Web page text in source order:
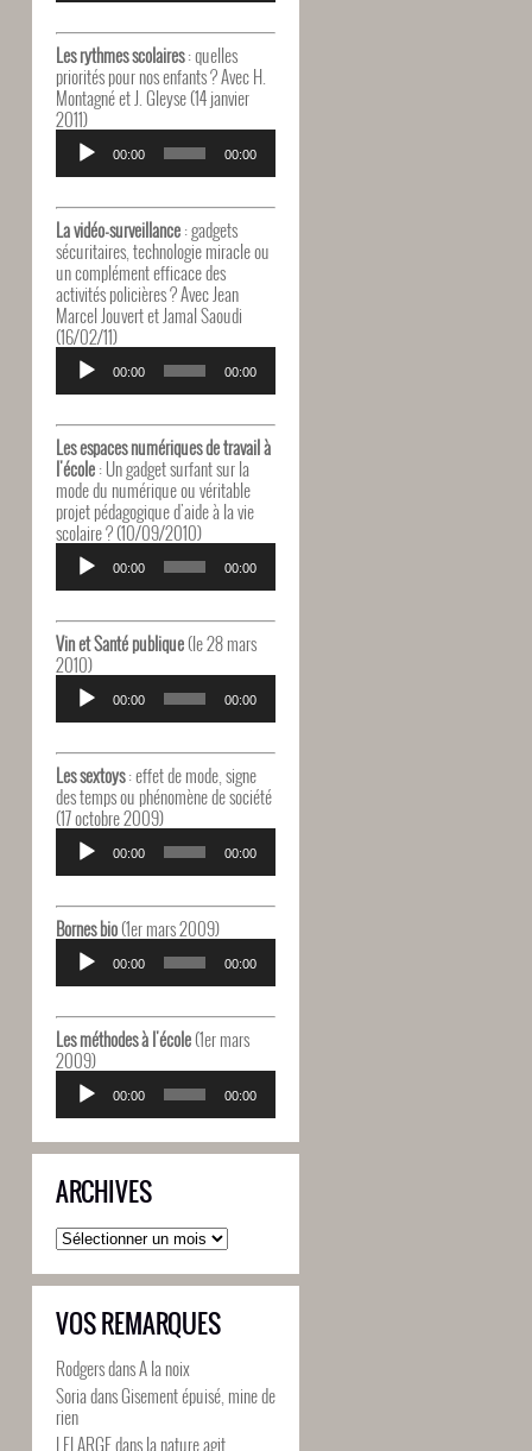
Les rythmes scolaires: quelles
priorités pour nos enfants ? Avec H.
Montagné et J. Gleyse (14 janvier
2011)
Lecteur
audio
00:00 00:00
La vidéo-surveillance: gadgets
sécuritaires, technologie miracle ou
un complément efficace des
activités policières ? Avec Jean
Marcel Jouvert et Jamal Saoudi
(16/02/11)
Lecteur
audio
00:00 00:00
Les espaces numériques de travail à
l'école: Un gadget surfant sur la
mode du numérique ou véritable
projet pédagogique d'aide à la vie
scolaire ? (10/09/2010)
Lecteur
audio
00:00 00:00
Vin et Santé publique(le 28 mars
2010)
Lecteur
audio
00:00 00:00
Les sextoys: effet de mode, signe
des temps ou phénomène de société
(17 octobre 2009)
Lecteur
audio
00:00 00:00
Bornes bio(1er mars 2009)
Lecteur
audio
00:00 00:00
Les méthodes à l'école(1er mars
2009)
Lecteur
audio
00:00 00:00
ARCHIVES
Archives
VOS REMARQUES
RodgersdansA la noix
SoriadansGisement épuisé, mine de
rien
LELARGEdansla nature agit,